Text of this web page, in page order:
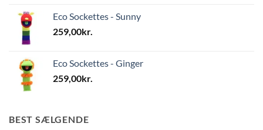
Eco Sockettes - Sunny
259,00kr.
Eco Sockettes - Ginger
259,00kr.
BEST SÆLGENDE